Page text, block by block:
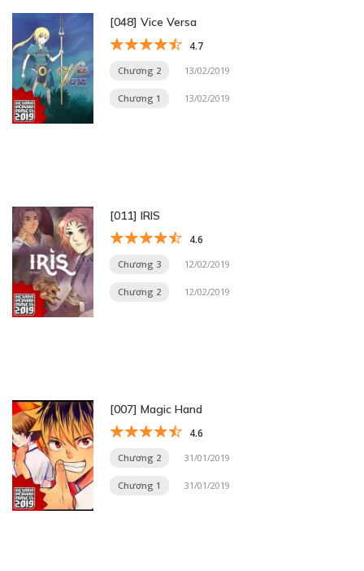
[048] Vice Versa
4.7
Chương 2 13/02/2019
Chương 1 13/02/2019
[011] IRIS
4.6
Chương 3 12/02/2019
Chương 2 12/02/2019
[007] Magic Hand
4.6
Chương 2 31/01/2019
Chương 1 31/01/2019